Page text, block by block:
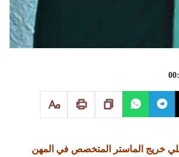
خريج الماستر المتخصص في المهن